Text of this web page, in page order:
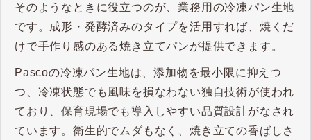
そのようなときに役立つのが、業務用の冷凍パン生地
です。成形・発酵済みのタイプを活用すれば、焼くだ
けで手作り感のある焼き立てパンが提供できます。
Pascoの冷凍パン生地は、添加物を最小限に抑えつ
つ、冷凍状態でも風味を損なわない独自技術が使われ
ており、保育現場でも導入しやすい品質設計がなされ
ています。衛生的でムダもなく、焼き立ての香ばしさ